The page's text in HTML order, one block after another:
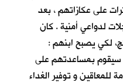
على عكازاتهم ، بعد
لدواعي أمنية . كان
لكي يصبح ابنهم :
سيقوم بمساعدتهم على
للمعاقين و توفير الغداء